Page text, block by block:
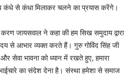
कंधे से कंधा मिलाकर चलने का प्रयास करेंगे।
जायसवाल ने कहा की हम सिख समुदाय द्वारा
से आभार व्यक्त करते हैं। गुरु गोविंद सिंह जी
सेवा भावना को ध्यान में रखते हुए, हमारा
का संदेश देना है। संस्था हमेशा से समाज